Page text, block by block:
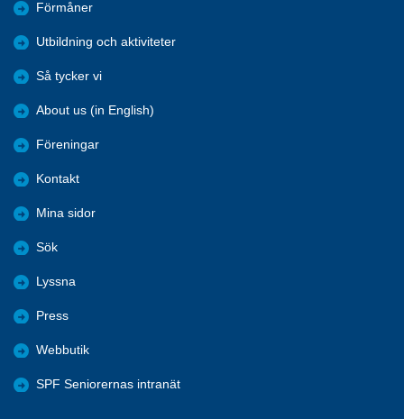
Förmåner
Utbildning och aktiviteter
Så tycker vi
About us (in English)
Föreningar
Kontakt
Mina sidor
Sök
Lyssna
Press
Webbutik
SPF Seniorernas intranät